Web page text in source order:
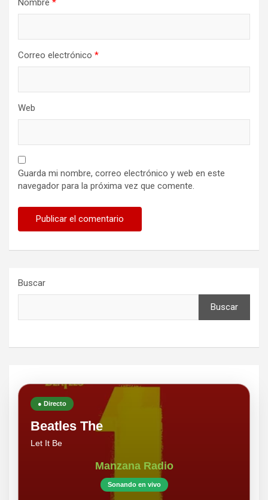
Nombre *
Correo electrónico *
Web
Guarda mi nombre, correo electrónico y web en este
navegador para la próxima vez que comente.
Buscar
Buscar
● Directo
Beatles The
Let It Be
Manzana Radio
Sonando en vivo